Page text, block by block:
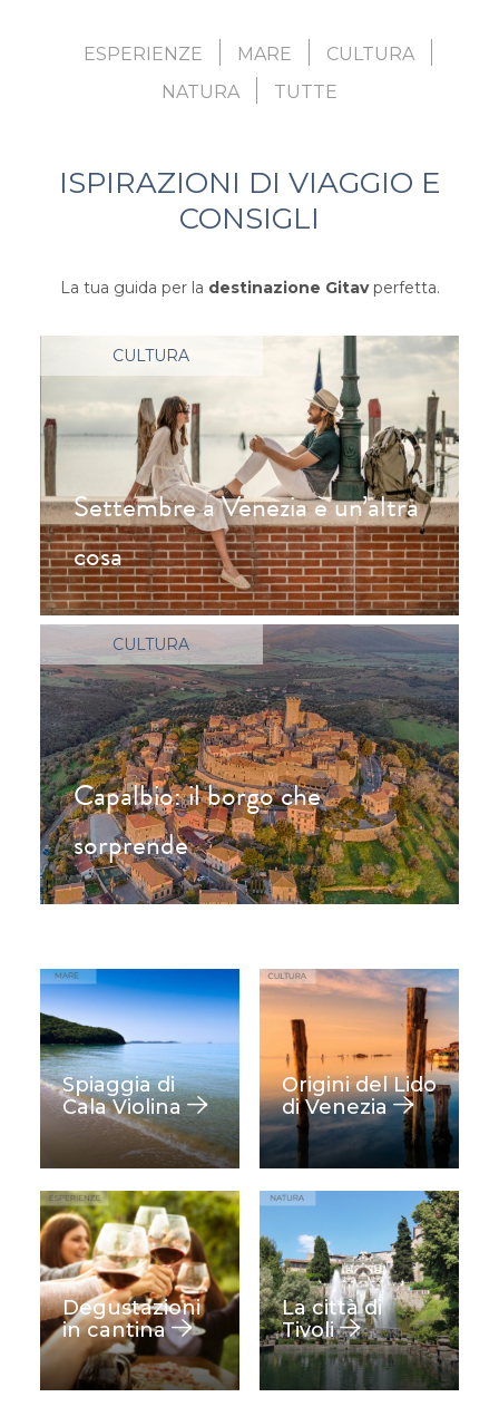
ESPERIENZE MARE
CULTURA
NATURA
TUTTE
ISPIRAZIONI DI VIAGGIO E
CONSIGLI
La tua guida per la destinazione Gitavperfetta.
CULTURA
Settembre a Venezia è un’altra
cosa
CULTURA
Capalbio: il borgo che
sorprende
Spiaggia di
Cala Violina
Origini del Lido
di Venezia
Degustazioni
in cantina
La città di
Tivoli